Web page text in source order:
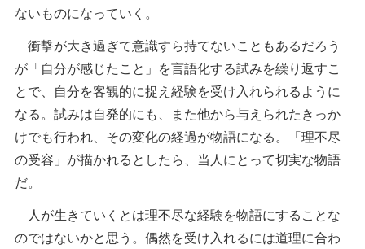
ないものになっていく。
衝撃が大き過ぎて意識すら持てないこともあるだろう
が「自分が感じたこと」を言語化する試みを繰り返すこ
とで、自分を客観的に捉え経験を受け入れられるように
なる。試みは自発的にも、また他から与えられたきっか
けでも行われ、その変化の経過が物語になる。「理不尽
の受容」が描かれるとしたら、当人にとって切実な物語
だ。
人が生きていくとは理不尽な経験を物語にすることな
のではないかと思う。偶然を受け入れるには道理に合わ